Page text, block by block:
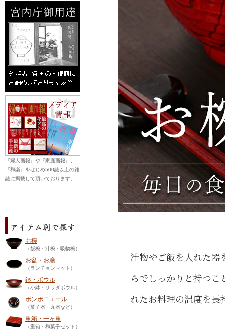
『婦人画報』や『家庭画報』、
『和楽』をはじめ500誌以上の雑
誌に掲載して頂いております。
お椀
（飯椀・汁椀・吸物椀）
お盆・お膳
（ランチョンマット）
鉢・ボウル
（小鉢・サラダボウル）
ボンボニエール
（菓子器・丸器など）
重箱・一ヶ重
（重箱・和菓子セット）
汁物やご飯を入れた
らでしっかりと持つ
れたお料理の温度を長